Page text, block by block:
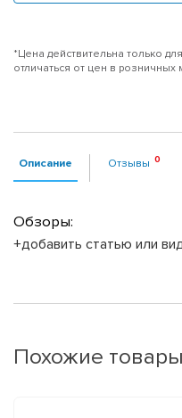
*Цена действительна только
отличаться от цен в розничных
Описание Отзывы
Обзоры:
+добавить статью или
Похожие товары